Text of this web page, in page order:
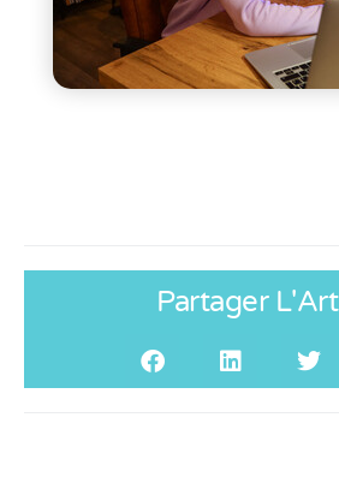
Partager